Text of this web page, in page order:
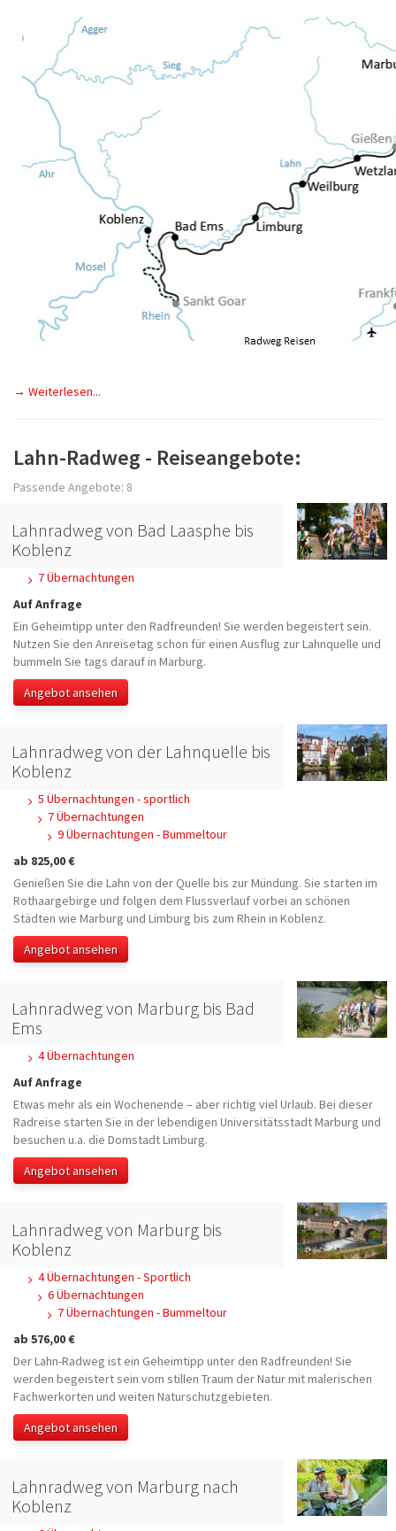
→ Weiterlesen...
Lahn-Radweg - Reiseangebote:
Passende Angebote: 8
Lahnradweg von Bad Laasphe bis
Koblenz
7 Übernachtungen
Auf Anfrage
Ein Geheimtipp unter den Radfreunden! Sie werden begeistert sein.
Nutzen Sie den Anreisetag schon für einen Ausflug zur Lahnquelle und
bummeln Sie tags darauf in Marburg.
Angebot ansehen
Lahnradweg von der Lahnquelle bis
Koblenz
5 Übernachtungen - sportlich
7 Übernachtungen
9 Übernachtungen - Bummeltour
ab 825,00 €
Genießen Sie die Lahn von der Quelle bis zur Mündung. Sie starten im
Rothaargebirge und folgen dem Flussverlauf vorbei an schönen
Städten wie Marburg und Limburg bis zum Rhein in Koblenz.
Angebot ansehen
Lahnradweg von Marburg bis Bad
Ems
4 Übernachtungen
Auf Anfrage
Etwas mehr als ein Wochenende – aber richtig viel Urlaub. Bei dieser
Radreise starten Sie in der lebendigen Universitätsstadt Marburg und
besuchen u.a. die Domstadt Limburg.
Angebot ansehen
Lahnradweg von Marburg bis
Koblenz
4 Übernachtungen - Sportlich
6 Übernachtungen
7 Übernachtungen - Bummeltour
ab 576,00 €
Der Lahn-Radweg ist ein Geheimtipp unter den Radfreunden! Sie
werden begeistert sein vom stillen Traum der Natur mit malerischen
Fachwerkorten und weiten Naturschutzgebieten.
Angebot ansehen
Lahnradweg von Marburg nach
Koblenz